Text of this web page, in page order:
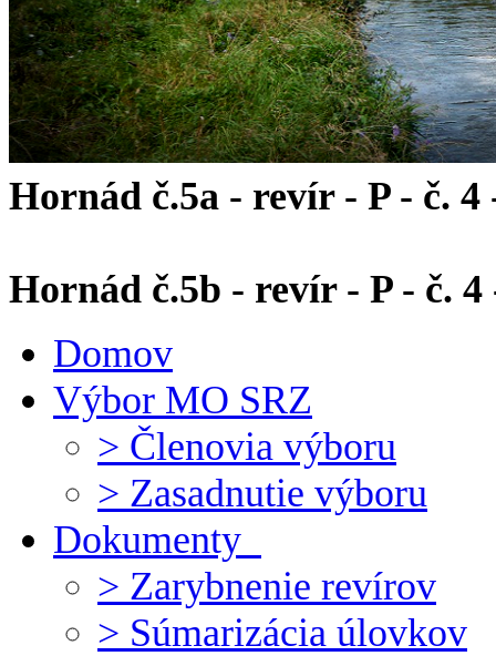
Hornád č.5a - revír - P - č. 4
Hornád č.5b - revír - P - č.
Domov
Výbor MO SRZ
> Členovia výboru
> Zasadnutie výboru
Dokumenty
> Zarybnenie revírov
> Súmarizácia úlovkov